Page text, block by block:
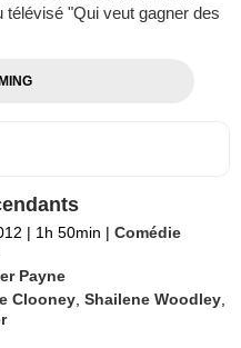
télévisé "Qui veut gagner des
| 1h 50min | Comédie
Payne
Clooney ,Shailene Woodley